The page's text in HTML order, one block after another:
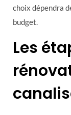
choix dépendra
budget.
Les